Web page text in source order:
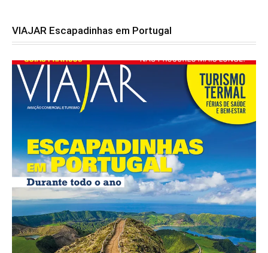
VIAJAR Escapadinhas em Portugal